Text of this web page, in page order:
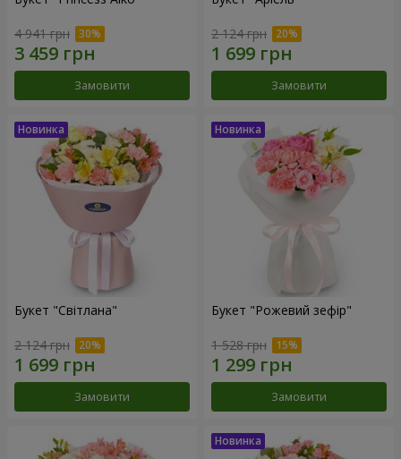
4 941 грн
Замовити
2 124 грн
Замовити
Букет "Світлана"
2 124 грн
Замовити
Букет "Рожевий зефір"
1 528 грн
Замовити